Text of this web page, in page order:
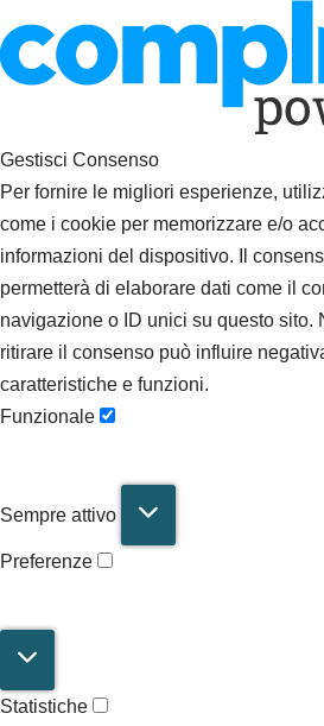
Gestisci Consenso
Per fornire le migliori esperienze,
come i cookie per memorizzare e/o
informazioni del dispositivo. Il
permetterà di elaborare dati come il
navigazione o ID unici su questo sito.
ritirare il consenso può influire
caratteristiche e funzioni.
Funzionale
Sempre attivo
Preferenze
Statistiche